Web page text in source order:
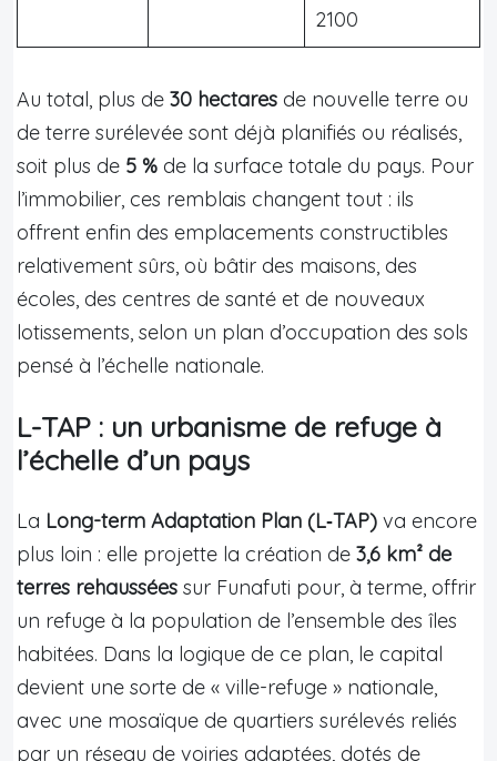
2100
Au total, plus de 30 hectares de nouvelle terre ou
de terre surélevée sont déjà planifiés ou réalisés,
soit plus de 5 % de la surface totale du pays. Pour
l’immobilier, ces remblais changent tout : ils
offrent enfin des emplacements constructibles
relativement sûrs, où bâtir des maisons, des
écoles, des centres de santé et de nouveaux
lotissements, selon un plan d’occupation des sols
pensé à l’échelle nationale.
L-TAP : un urbanisme de refuge à
l’échelle d’un pays
La Long-term Adaptation Plan (L‑TAP) va encore
plus loin : elle projette la création de 3,6 km² de
terres rehaussées sur Funafuti pour, à terme, offrir
un refuge à la population de l’ensemble des îles
habitées. Dans la logique de ce plan, le capital
devient une sorte de « ville-refuge » nationale,
avec une mosaïque de quartiers surélevés reliés
par un réseau de voiries adaptées, dotés de